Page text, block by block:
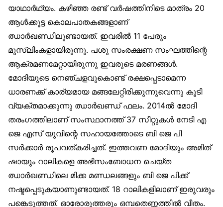
യാഥാർഥ്യം. കഴിഞ്ഞ രണ്ട് വർഷത്തിനിടെ മാത്രം 20
ആൾക്കൂട്ട കൊലപാതകങ്ങളാണ്
ഝാർഖണ്ഡിലുണ്ടായത്. ഇവരിൽ 11 പേരും
മുസ്‌ലിംകളായിരുന്നു. പശു സംരക്ഷണ സംഘത്തിന്റെ
ആക്രമണമേറ്റായിരുന്നു ഇവരുടെ മരണങ്ങൾ.
മോദിയുടെ നെഞ്ചളവുകൊണ്ട് രക്ഷപ്പെടാമെന്ന
ധാരണക്ക് കാര്യമായ മങ്ങലേറ്റിരിക്കുന്നുവെന്നു കൂടി
വ്യക്തമാക്കുന്നു ഝാർഖണ്ഡ് ഫലം. 2014ൽ മോദി
തരംഗത്തിലാണ് സംസ്ഥാനത്ത് 37 സീറ്റുകൾ നേടി എ
ജെ എസ് യുവിന്റെ സഹായത്തോടെ ബി ജെ പി
സർക്കാർ രൂപവത്കരിച്ചത്. ഇത്തവണ മോദിയും അമിത്
ഷായും റാലികളെ അഭിസംബോധന ചെയ്ത
ഝാർഖണ്ഡിലെ മിക്ക മണ്ഡലങ്ങളും ബി ജെ പിക്ക്
നഷ്ടപ്പെടുകയാണുണ്ടായത്. 18 റാലികളിലാണ് ഇരുവരും
പങ്കെടുത്തത്. ഓരോരുത്തരും ഒമ്പതെണ്ണത്തിൽ വീതം.